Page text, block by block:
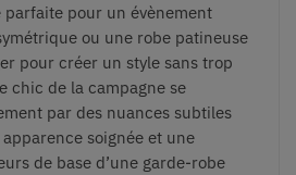
parfaite pour un évènement
ou une robe patineuse
pour créer un style sans trop
chic de la campagne se
par des nuances subtiles
soignée et une
de base d’une garde-robe